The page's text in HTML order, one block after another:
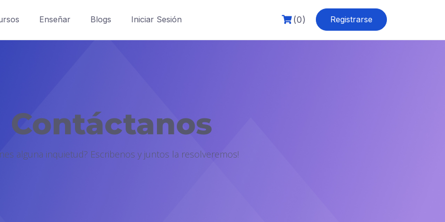
Enseñar Blogs Iniciar Sesión (0) Registrarse
Contáctanos
alguna inquietud? Escribenos y juntos la resolveremos!